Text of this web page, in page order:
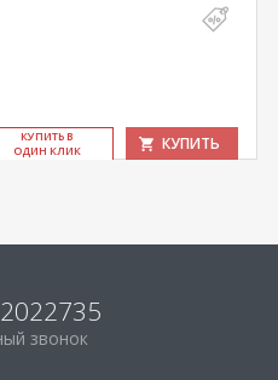
КУ­ПИТЬ В
ОДИН КЛИК
КУПИТЬ
звонок